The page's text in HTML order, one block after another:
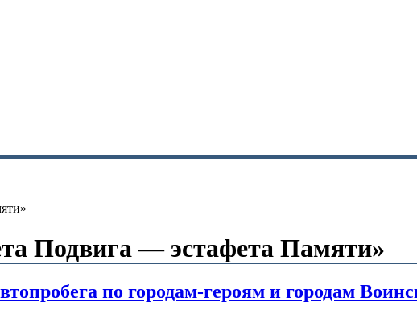
Подвига — эстафета Памяти»
по городам-героям и городам